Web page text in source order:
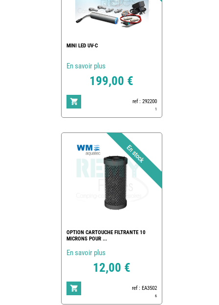
MINI LED UV-C
En savoir plus
199,00 €
ref : 292200
1
OPTION CARTOUCHE FILTRANTE 10
MICRONS POUR ...
En savoir plus
12,00 €
ref : EA3502
6